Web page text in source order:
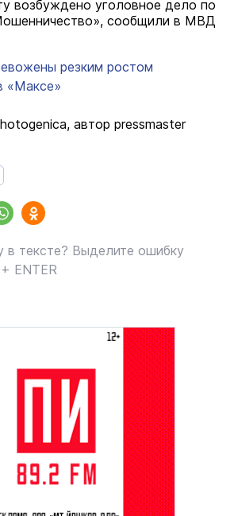
возбуждено уголовное дело по
сообщили в МВД
резким ростом
«Максе»
автор pressmaster
в тексте? Выделите ошибку
ENTER